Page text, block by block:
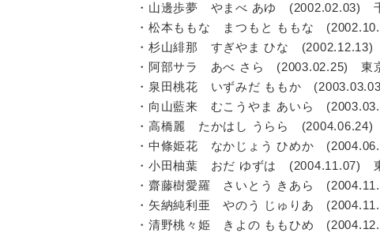
・山邊歩夢 やまべ あゆ (2002.02.03)
・松本ももな まつもと ももな
・杉山緋那 すぎやま ひな (2002.12.13)
・阿部サラ あべ さら (2003.02.25) 東
・泉田桃花 いずみだ ももか
・向山藍来 むこうやま あいら
・高橋麗 たかはし うらら (2004.06.24)
・中條姫花 なかじょう ひめか
・小田柚葉 おだ ゆずは (2004.11.07)
・齋藤樹愛羅 さいとう きあら
・矢納純利亜 やのう じゅりあ
・清野桃々姫 きよの ももひめ